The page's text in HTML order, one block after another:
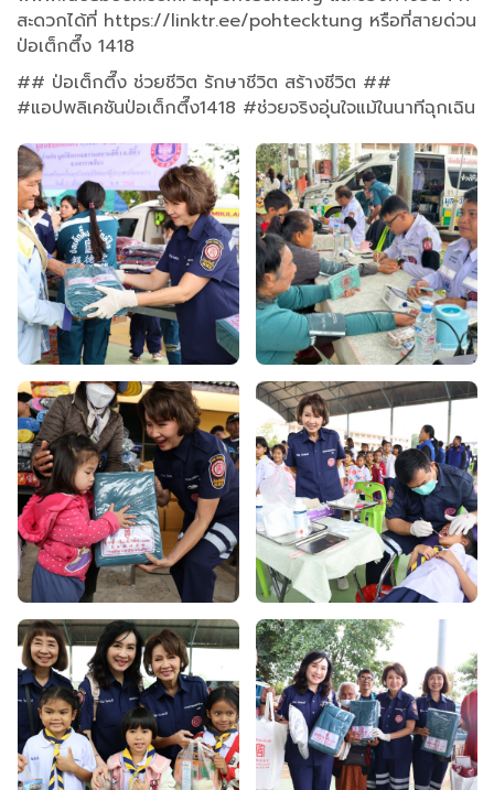
สะดวกได้ที่ https://linktr.ee/pohtecktung หรือที่สายด่วน
ป่อเต็กตึ๊ง 1418
## ป่อเต็กตึ๊ง ช่วยชีวิต รักษาชีวิต สร้างชีวิต ##
#แอปพลิเคชันป่อเต็กตึ๊ง1418 #ช่วยจริงอุ่นใจแม้ในนาทีฉุกเฉิน